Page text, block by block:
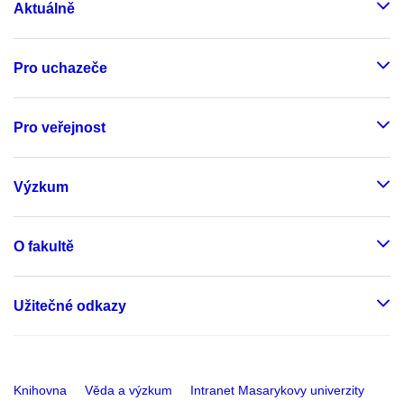
Aktuálně
Pro uchazeče
Pro veřejnost
Výzkum
O fakultě
Užitečné odkazy
Knihovna Věda a výzkum Intranet Masarykovy univerzity